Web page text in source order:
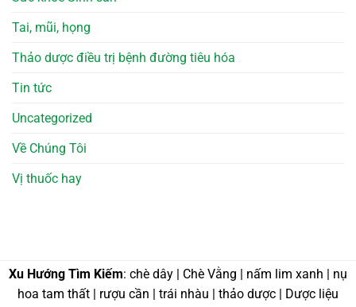
Tai, mũi, họng
Thảo dược điều trị bệnh đường tiêu hóa
Tin tức
Uncategorized
Về Chúng Tôi
Vị thuốc hay
Xu Hướng Tìm Kiếm: chè dây | Chè Vằng | nấm lim xanh | nụ
hoa tam thất | rượu cần | trái nhàu | thảo dược | Dược liệu